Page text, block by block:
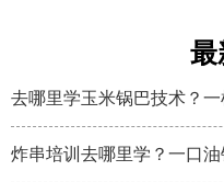
最
去哪里学玉米锅巴技术？
炸串培训去哪里学？一口